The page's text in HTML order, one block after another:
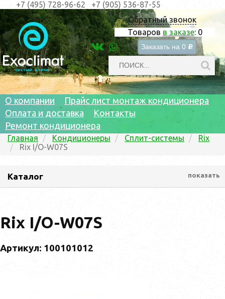
Обратный звонок
Товаров в заказе: 0
Заказать на 0 c
+7 (495) 728-96-62 +7 (905) 536-87-55
О компании
Прайс лист монтаж кондиционера
Оплата и доставка
Контакты
Ремонт кондиционера
Главная Кондиционеры Сплит-системы
Rix
Rix I/O-W07S
Каталог показать
Rix I/O-W07S
Артикул: 100101012